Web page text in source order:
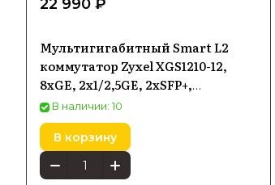
22 990 ₽
Мультигигабитный Smart L2
коммутатор Zyxel XGS1210-12,
8xGE, 2x1/2,5GE, 2xSFP+,
настольный, бесшумный
В наличии: 10
В корзину